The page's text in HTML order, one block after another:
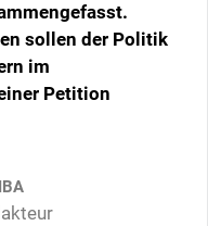
sollen der Politik
im
Petition